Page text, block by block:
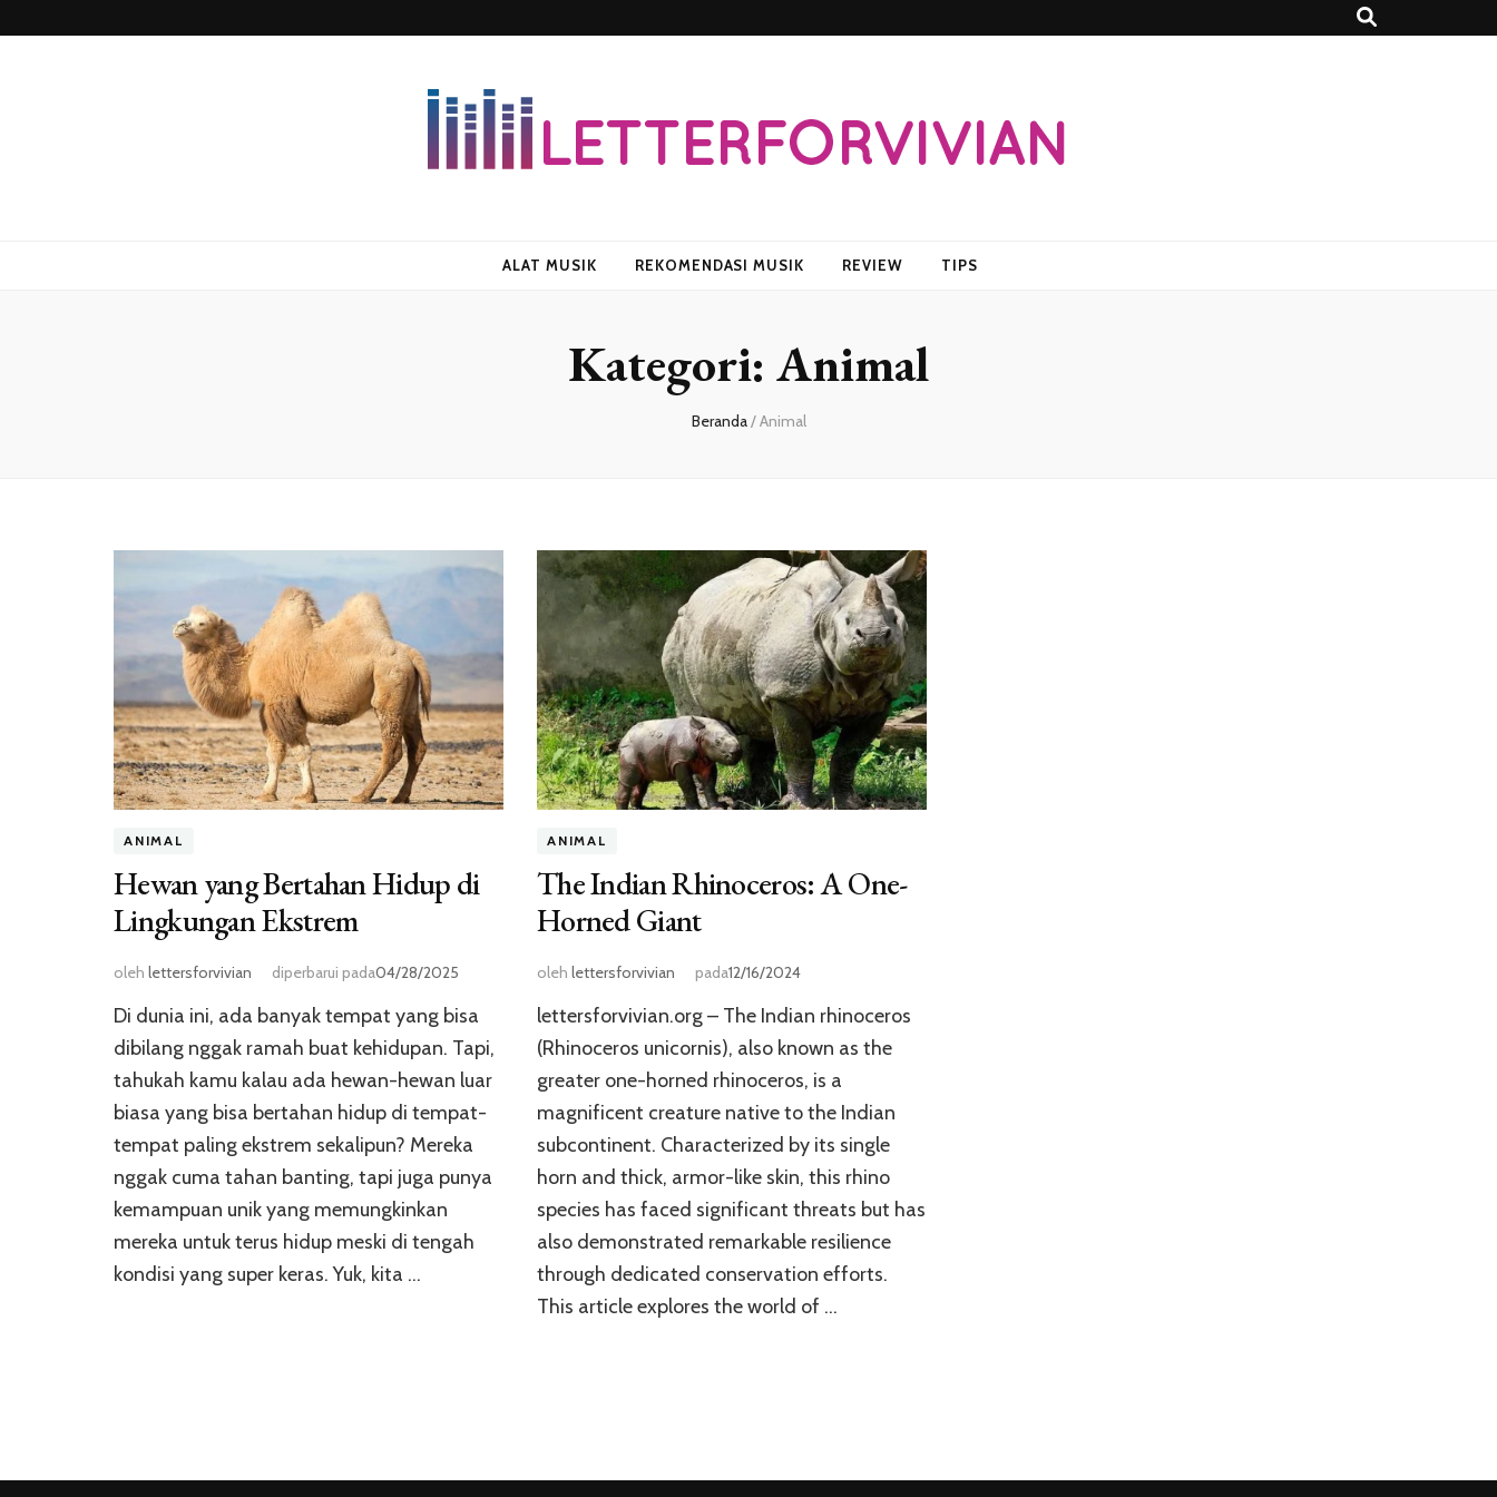
ALAT MUSIK REKOMENDASI MUSIK REVIEW TIPS
Kategori: Animal
Beranda/Animal
ANIMAL
Hewan yang Bertahan Hidup di
Lingkungan Ekstrem
oleh lettersforvivian diperbarui pada04/28/2025
Di dunia ini, ada banyak tempat yang bisa
dibilang nggak ramah buat kehidupan. Tapi,
tahukah kamu kalau ada hewan-hewan luar
biasa yang bisa bertahan hidup di tempat-
tempat paling ekstrem sekalipun? Mereka
nggak cuma tahan banting, tapi juga punya
kemampuan unik yang memungkinkan
mereka untuk terus hidup meski di tengah
kondisi yang super keras. Yuk, kita …
ANIMAL
The Indian Rhinoceros: A One-
Horned Giant
oleh lettersforvivian pada12/16/2024
lettersforvivian.org – The Indian rhinoceros
(Rhinoceros unicornis), also known as the
greater one-horned rhinoceros, is a
magnificent creature native to the Indian
subcontinent. Characterized by its single
horn and thick, armor-like skin, this rhino
species has faced significant threats but has
also demonstrated remarkable resilience
through dedicated conservation efforts.
This article explores the world of …